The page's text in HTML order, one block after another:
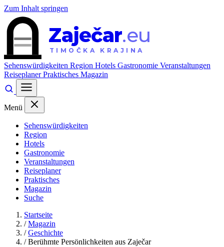
Zum Inhalt springen
Zaječar.eu
TIMOČKA KRAJINA
Sehenswürdigkeiten Region Hotels Gastronomie Veranstaltungen
ReiseplanerPraktisches Magazin
Menü
Sehenswürdigkeiten
Region
Hotels
Gastronomie
Veranstaltungen
Reiseplaner
Praktisches
Magazin
Suche
Startseite
/ Magazin
/ Geschichte
/ Berühmte Persönlichkeiten aus Zaječar